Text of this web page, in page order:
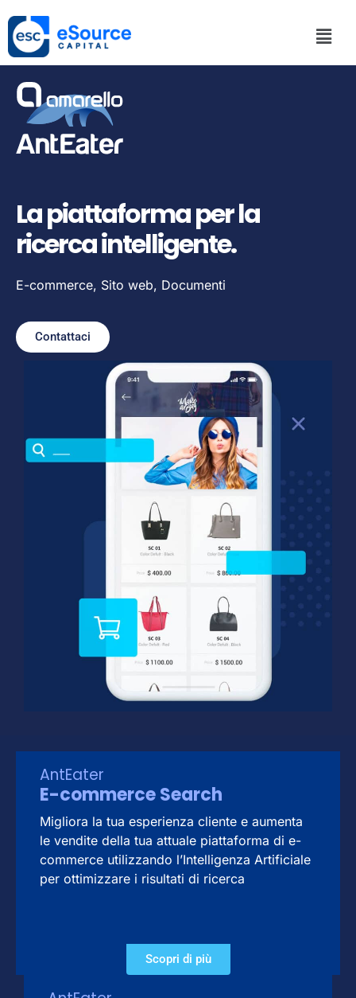
La piattaforma per la
ricerca intelligente.
E-commerce, Sito web, Documenti
Contattaci
AntEater
E-commerce Search
Migliora la tua esperienza cliente e aumenta
le vendite della tua attuale piattaforma di e-
commerce utilizzando l’Intelligenza Artificiale
per ottimizzare i risultati di ricerca
Scopri di più